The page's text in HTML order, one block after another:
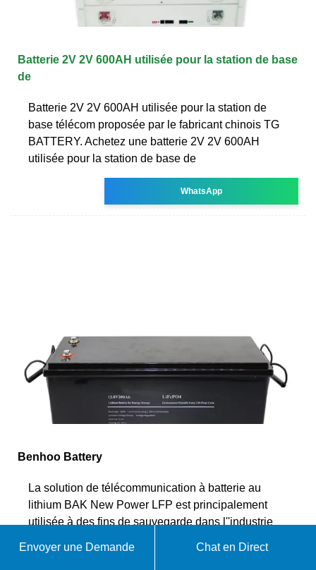
Batterie 2V 2V 600AH utilisée pour la station de base
de
Batterie 2V 2V 600AH utilisée pour la station de
base télécom proposée par le fabricant chinois TG
BATTERY. Achetez une batterie 2V 2V 600AH
utilisée pour la station de base de
WhatsApp
Benhoo Battery
La solution de télécommunication à batterie au
lithium BAK New Power LFP est principalement
utilisée à des fins de sauvegarde dans l''industrie
Envoyer une Demande Chat en Direct